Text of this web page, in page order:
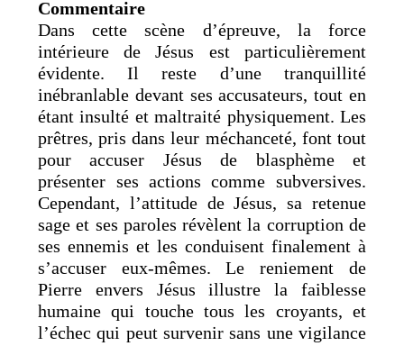
Commentaire
Dans cette scène d’épreuve, la force
intérieure de Jésus est particulièrement
évidente. Il reste d’une tranquillité
inébranlable devant ses accusateurs, tout en
étant insulté et maltraité physiquement. Les
prêtres, pris dans leur méchanceté, font tout
pour accuser Jésus de blasphème et
présenter ses actions comme subversives.
Cependant, l’attitude de Jésus, sa retenue
sage et ses paroles révèlent la corruption de
ses ennemis et les conduisent finalement à
s’accuser eux-mêmes. Le reniement de
Pierre envers Jésus illustre la faiblesse
humaine qui touche tous les croyants, et
l’échec qui peut survenir sans une vigilance